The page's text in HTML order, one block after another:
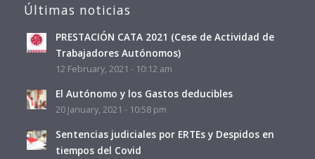
Últimas noticias
PRESTACIÓN CATA 2021 (Cese de Actividad de
Trabajadores Autónomos)
12 February, 2021 - 10:12 am
El Autónomo y los Gastos deducibles
20 January, 2021 - 10:58 pm
Sentencias judiciales por ERTEs y Despidos en
tiempos del Covid